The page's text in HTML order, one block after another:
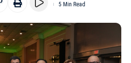
5 Min Read